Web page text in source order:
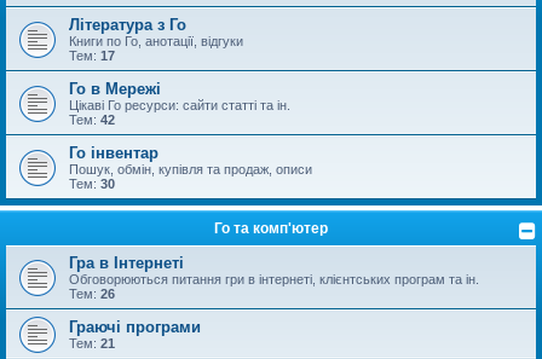
Література з Го
Книги по Го, анотації, відгуки
Тем: 17
Го в Мережі
Цікаві Го ресурси: сайти статті та ін.
Тем: 42
Го інвентар
Пошук, обмін, купівля та продаж, описи
Тем: 30
Го та комп'ютер
Гра в Інтернеті
Обговорюються питання гри в інтернеті, клієнтських програм та ін.
Тем: 26
Граючі програми
Тем: 21